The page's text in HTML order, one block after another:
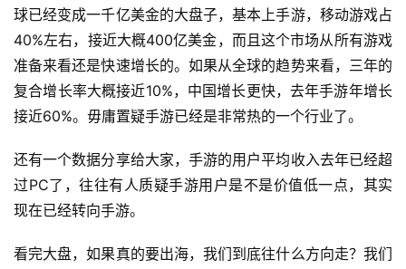
球已经变成一千亿美金的大盘子，基本上手游，移动游戏占
40%左右，接近大概400亿美金，而且这个市场从所有游戏
准备来看还是快速增长的。如果从全球的趋势来看，三年的
复合增长率大概接近10%，中国增长更快，去年手游年增长
接近60%。毋庸置疑手游已经是非常热的一个行业了。
还有一个数据分享给大家，手游的用户平均收入去年已经超
过PC了，往往有人质疑手游用户是不是价值低一点，其实
现在已经转向手游。
看完大盘，如果真的要出海，我们到底往什么方向走？我们